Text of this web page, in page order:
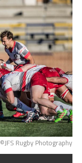
©JFS Rugby Photography